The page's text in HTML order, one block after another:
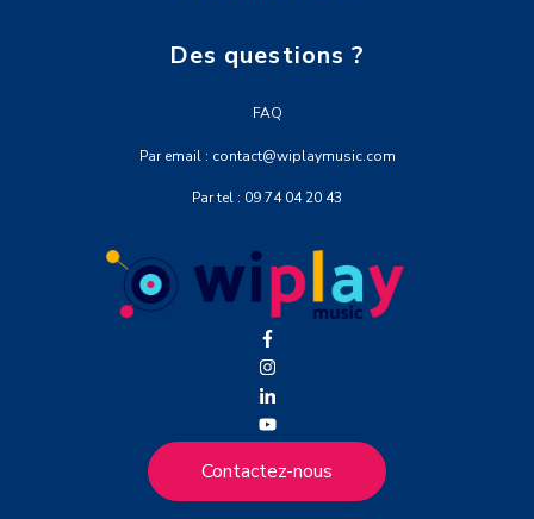
Des questions ?
FAQ
Par email : contact@wiplaymusic.com
Par tel : 09 74 04 20 43
Contactez-nous